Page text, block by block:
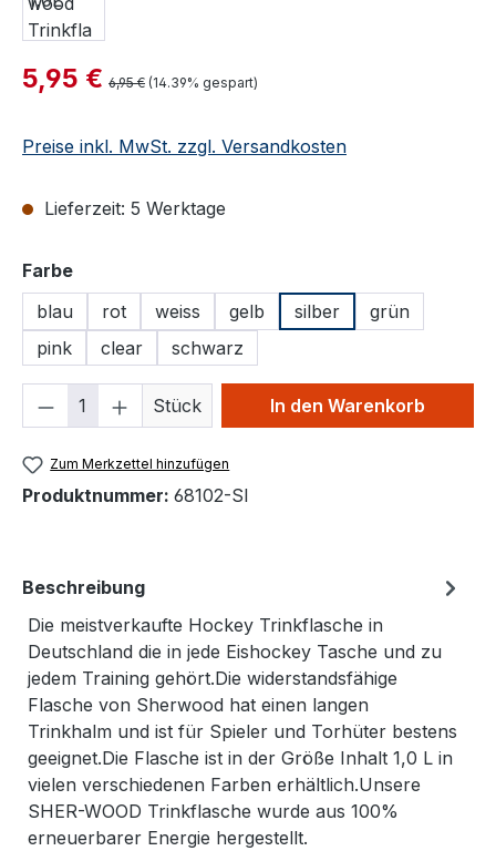
Verkaufspreis:
5,95 € Regulärer Preis:
6,95 € (14.39% gespart)
Preise inkl. MwSt. zzgl. Versandkosten
Lieferzeit: 5 Werktage
Farbeauswählen
blau
rot weiss gelb silber
grün
pink
clear schwarz
Produkt Anzahl: Gib den
Stück In den Warenkorb
Zum Merkzettel hinzufügen
Produktnummer: 68102-SI
Beschreibung
Die meistverkaufte Hockey Trinkflasche in
Deutschland die in jede Eishockey Tasche und zu
jedem Training gehört.Die widerstandsfähige
Flasche von Sherwood hat einen langen
Trinkhalm und ist für Spieler und Torhüter bestens
geeignet.Die Flasche ist in der Größe Inhalt 1,0 L in
vielen verschiedenen Farben erhältlich.Unsere
SHER-WOOD Trinkflasche wurde aus 100%
erneuerbarer Energie hergestellt.